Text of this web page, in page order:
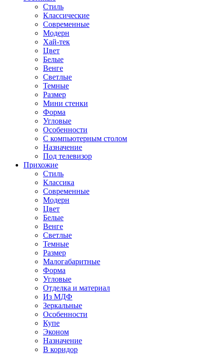
Стиль
Классические
Современные
Модерн
Хай-тек
Цвет
Белые
Венге
Светлые
Темные
Размер
Мини стенки
Форма
Угловые
Особенности
С компьютерным столом
Назначение
Под телевизор
Прихожие
Стиль
Классика
Современные
Модерн
Цвет
Белые
Венге
Светлые
Темные
Размер
Малогабаритные
Форма
Угловые
Отделка и материал
Из МДФ
Зеркальные
Особенности
Купе
Эконом
Назначение
В коридор